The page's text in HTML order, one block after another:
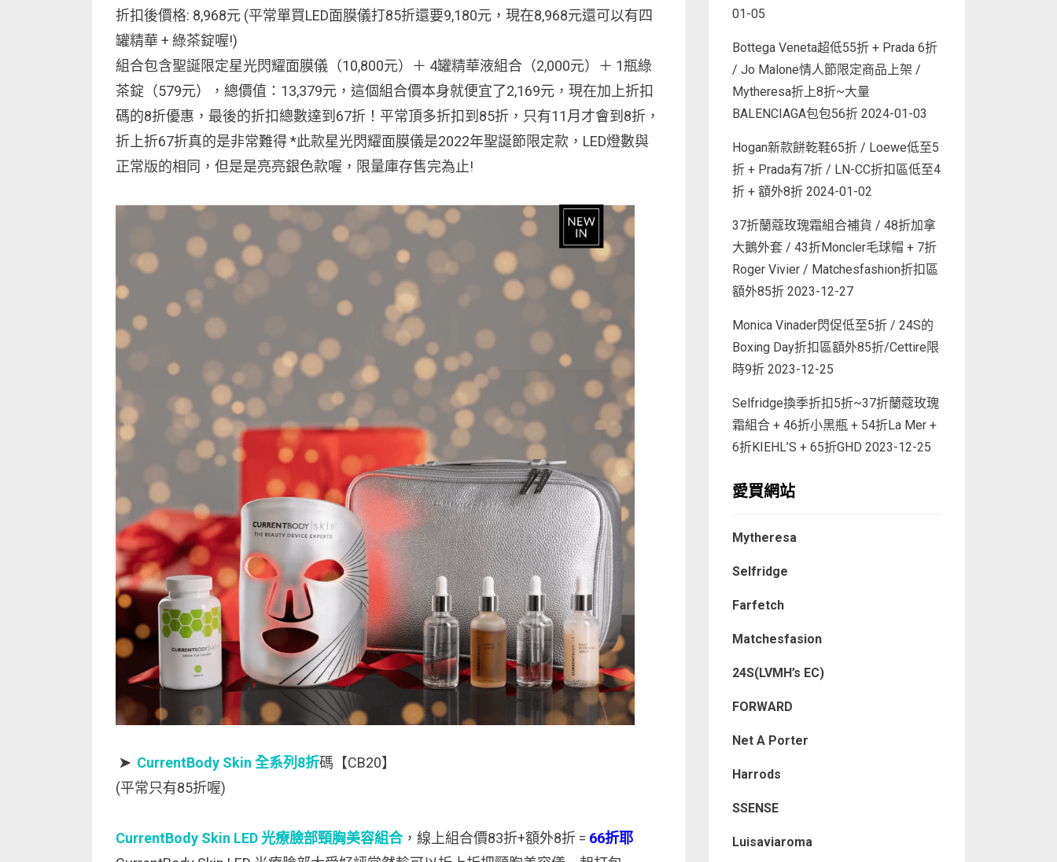
折扣後價格: 8,968元 (平常單買LED面膜儀打85折還要9,180元，現在8,968元還可以有四
罐精華 + 綠茶錠喔!)
組合包含聖誕限定星光閃耀面膜儀（10,800元）＋ 4罐精華液組合（2,000元）＋ 1瓶綠
茶錠（579元），總價值：13,379元，這個組合價本身就便宜了2,169元，現在加上折扣
碼的8折優惠，最後的折扣總數達到67折！平常頂多折扣到85折，只有11月才會到8折，
折上折67折真的是非常難得 *此款星光閃耀面膜儀是2022年聖誕節限定款，LED燈數與
正常版的相同，但是是亮亮銀色款喔，限量庫存售完為止!
➤ CurrentBody Skin 全系列8折碼【CB20】
(平常只有85折喔)
CurrentBody Skin LED 光療臉部頸胸美容組合，線上組合價83折+額外8折 = 66折耶
01-05
Bottega Veneta超低55折 + Prada 6折
/ Jo Malone情人節限定商品上架 /
Mytheresa折上8折~大量
BALENCIAGA包包56折 2024-01-03
Hogan新款餅乾鞋65折 / Loewe低至5
折 + Prada有7折 / LN-CC折扣區低至4
折 + 額外8折 2024-01-02
37折蘭蔻玫瑰霜組合補貨 / 48折加拿
大鵝外套 / 43折Moncler毛球帽 + 7折
Roger Vivier / Matchesfashion折扣區
額外85折 2023-12-27
Monica Vinader閃促低至5折 / 24S的
Boxing Day折扣區額外85折/Cettire限
時9折 2023-12-25
Selfridge換季折扣5折~37折蘭蔻玫瑰
霜組合 + 46折小黑瓶 + 54折La Mer +
6折KIEHL’S + 65折GHD 2023-12-25
愛買網站
Mytheresa
Selfridge
Farfetch
Matchesfasion
24S(LVMH’s EC)
FORWARD
Net A Porter
Harrods
SSENSE
Luisaviaroma